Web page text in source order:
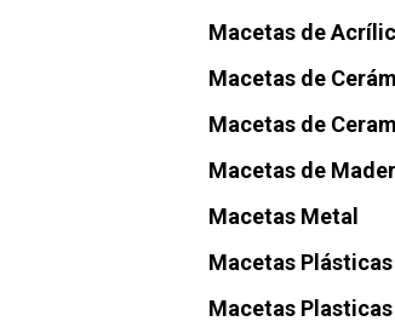
Macetas de
Macetas de
Macetas de
Macetas de
Macetas Metal
Macetas Plásticas
Macetas Plasticas